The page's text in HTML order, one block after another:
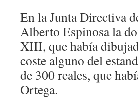
En la Junta Directiva
Alberto Espinosa la
XIII, que había
coste alguno del
de 300 reales, que
Ortega.